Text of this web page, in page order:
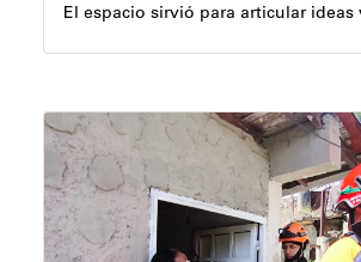
El espacio sirvió para articular
Al respecto, Jackeline Rodríguez,
Oskarina Rosso